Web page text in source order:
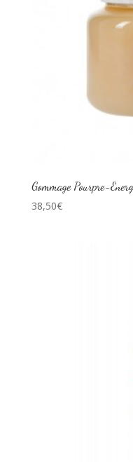
Gommage Pourpre-
38,50€